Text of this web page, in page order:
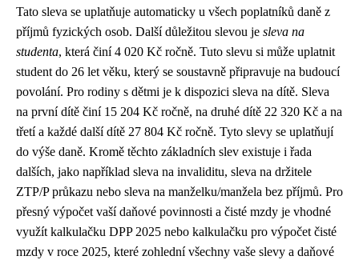
Tato sleva se uplatňuje automaticky u všech poplatníků daně z
příjmů fyzických osob. Další důležitou slevou je sleva na
studenta, která činí 4 020 Kč ročně. Tuto slevu si může uplatnit
student do 26 let věku, který se soustavně připravuje na budoucí
povolání. Pro rodiny s dětmi je k dispozici sleva na dítě. Sleva
na první dítě činí 15 204 Kč ročně, na druhé dítě 22 320 Kč a na
třetí a každé další dítě 27 804 Kč ročně. Tyto slevy se uplatňují
do výše daně. Kromě těchto základních slev existuje i řada
dalších, jako například sleva na invaliditu, sleva na držitele
ZTP/P průkazu nebo sleva na manželku/manžela bez příjmů. Pro
přesný výpočet vaší daňové povinnosti a čisté mzdy je vhodné
využít kalkulačku DPP 2025 nebo kalkulačku pro výpočet čisté
mzdy v roce 2025, které zohlední všechny vaše slevy a daňové